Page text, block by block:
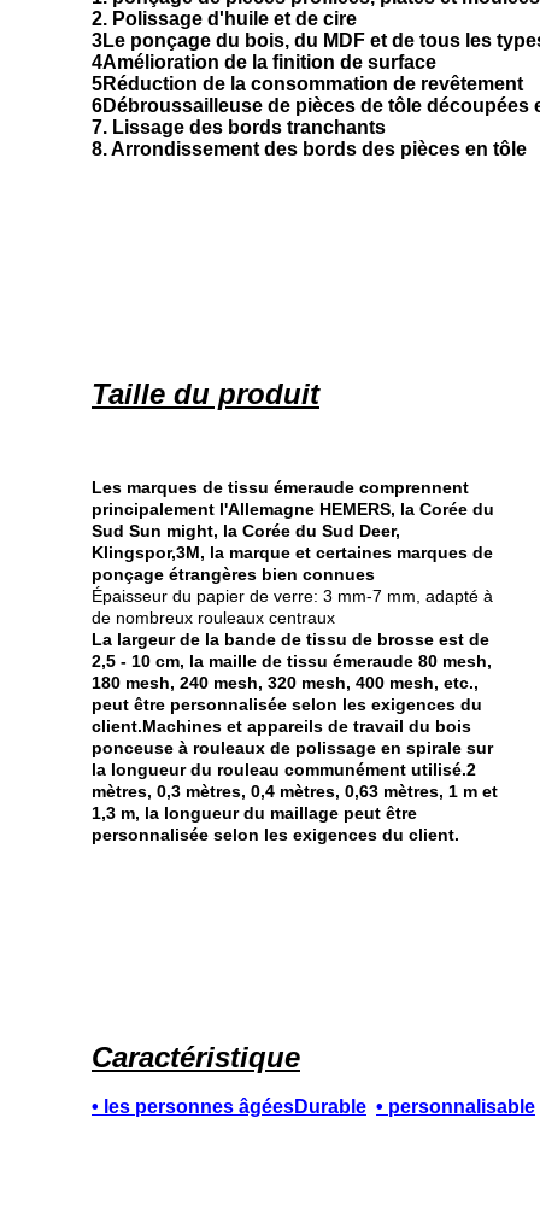
2. Polissage d'huile et de cire
3Le ponçage du bois, du MDF et de tous les
4Amélioration de la finition de surface
5Réduction de la consommation de revêtement
6Débroussailleuse de pièces de tôle découpées
7. Lissage des bords tranchants
8. Arrondissement des bords des pièces en tôle
Taille du produit
Les marques de tissu émeraude comprennent
principalement l'Allemagne HEMERS, la Corée du
Sud Sun might, la Corée du Sud Deer,
Klingspor,3M, la marque et certaines marques de
ponçage étrangères bien connues
Épaisseur du papier de verre: 3 mm-7 mm, adapté à
de nombreux rouleaux centraux
La largeur de la bande de tissu de brosse est de
2,5 - 10 cm, la maille de tissu émeraude 80 mesh,
180 mesh, 240 mesh, 320 mesh, 400 mesh, etc.,
peut être personnalisée selon les exigences du
client.Machines et appareils de travail du bois
ponceuse à rouleaux de polissage en spirale sur
la longueur du rouleau communément utilisé.2
mètres, 0,3 mètres, 0,4 mètres, 0,63 mètres, 1 m et
1,3 m, la longueur du maillage peut être
personnalisée selon les exigences du client.
Caractéristique
• les personnes âgéesDurable • personnalisable